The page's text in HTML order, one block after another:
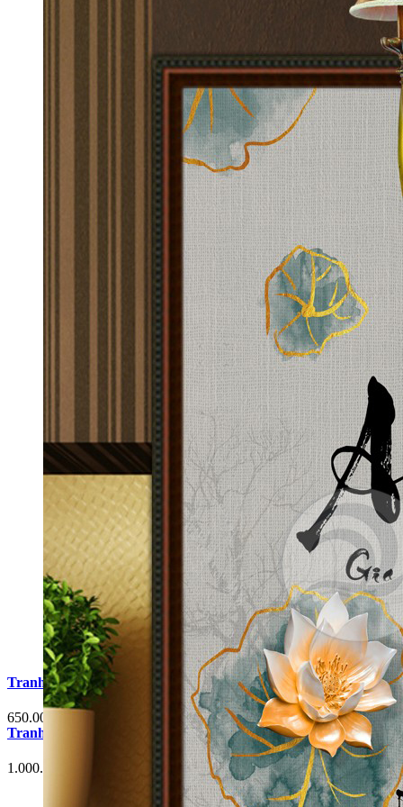
Tranh Cá Chép Hoa Sen Phòng Khách G3
1.000.000 đ
Tranh Cá Chép Hoa Sen Phòng Khách G6
650.000 đ